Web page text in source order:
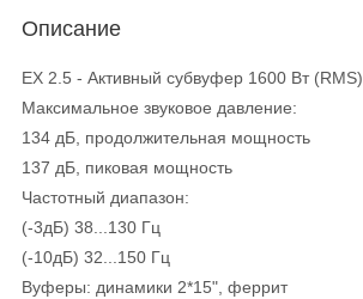
Описание
EX 2.5 - Активный субвуфер 1600 Вт (RMS)
Максимальное звуковое давление:
134 дБ, продолжительная мощность
137 дБ, пиковая мощность
Частотный диапазон:
(-3дБ) 38...130 Гц
(-10дБ) 32...150 Гц
Вуферы: динамики 2*15", феррит